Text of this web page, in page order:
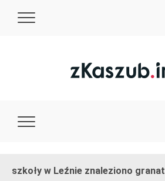
szkoły w Leźnie znaleziono granat!